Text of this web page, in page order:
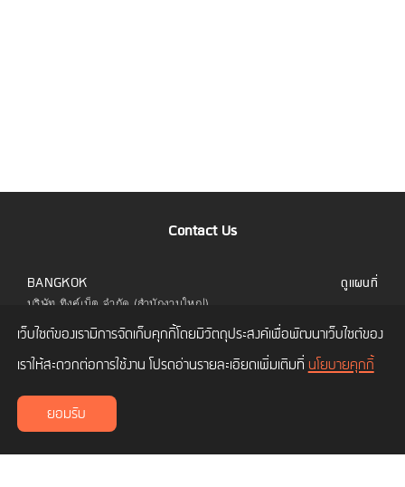
Contact Us
BANGKOK
บริษัท ทิงค์เน็ต จำกัด (สำนักงานใหญ่)
323 อาคารยูไนเต็ดเซ็นเตอร์ ชั้น 6 ห้อง 601 ถนน
สีลม แขวงสีลม เขตบางรัก กทม. 10500
โทร. 02 480 9990
ดูแผนที่
CHIANG MAI
บริษัท ทิงค์เน็ต จำกัด (สาขาเชียงใหม่)
เว็บไซต์ของเรามีการจัดเก็บคุกกี้โดยมีวัตถุประสงค์เพื่อพัฒนาเว็บไซต์ของ
เราให้สะดวกต่อการใช้งาน โปรดอ่านรายละเอียดเพิ่มเติมที่ นโยบายคุกกี้
ยอมรับ